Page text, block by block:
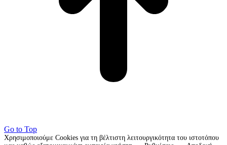
Go to Top
Χρησιμοποιούμε Cookies για τη βέλτιστη λειτουργικότητα του ιστοτόπου